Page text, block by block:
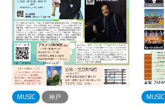
MUSIC 神戸 MUSIC